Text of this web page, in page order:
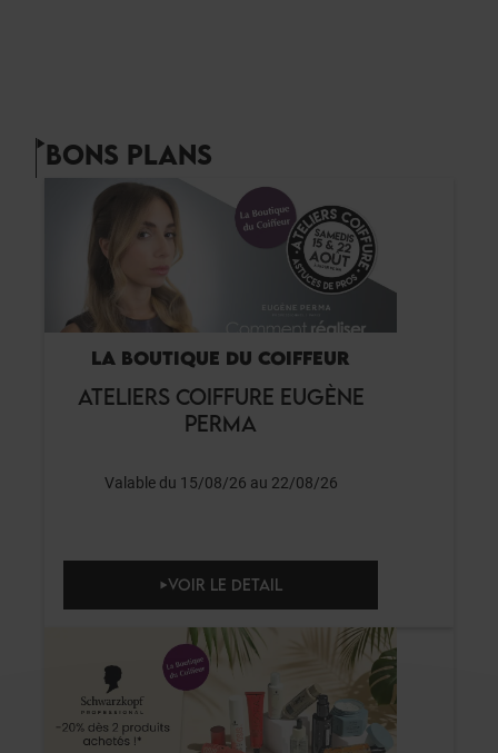
BONS PLANS
LA BOUTIQUE DU COIFFEUR
ATELIERS COIFFURE EUGÈNE
PERMA
Valable du 15/08/26 au 22/08/26
VOIR LE DETAIL